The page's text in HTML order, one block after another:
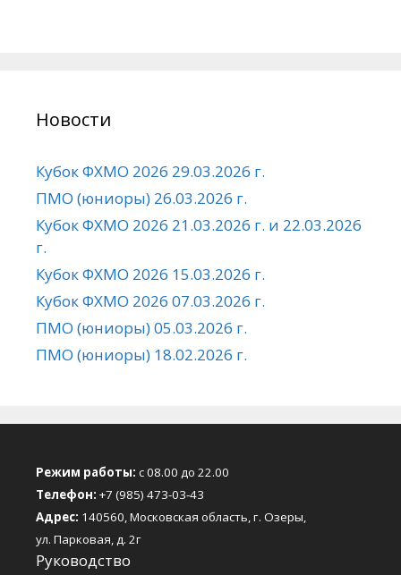
Новости
Кубок ФХМО 2026 29.03.2026 г.
ПМО (юниоры) 26.03.2026 г.
Кубок ФХМО 2026 21.03.2026 г. и 22.03.2026
г.
Кубок ФХМО 2026 15.03.2026 г.
Кубок ФХМО 2026 07.03.2026 г.
ПМО (юниоры) 05.03.2026 г.
ПМО (юниоры) 18.02.2026 г.
Режим работы: с 08.00 до 22.00
Телефон: +7 (985) 473-03-43
Адрес: 140560, Московская область, г. Озеры,
ул. Парковая, д. 2г
Руководство